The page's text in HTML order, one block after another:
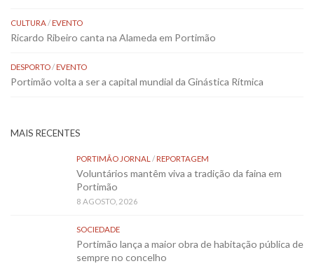
CULTURA/EVENTO
Ricardo Ribeiro canta na Alameda em Portimão
DESPORTO/EVENTO
Portimão volta a ser a capital mundial da Ginástica Rítmica
MAIS RECENTES
PORTIMÃO JORNAL /REPORTAGEM
Voluntários mantêm viva a tradição da faina em
Portimão
8 AGOSTO, 2026
SOCIEDADE
Portimão lança a maior obra de habitação pública de
sempre no concelho